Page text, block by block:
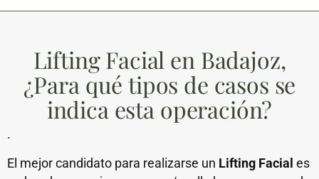
Lifting Facial en Badajoz,
¿Para qué tipos de casos se
indica esta operación?
·
El mejor candidato para realizarse un Lifting Facial es